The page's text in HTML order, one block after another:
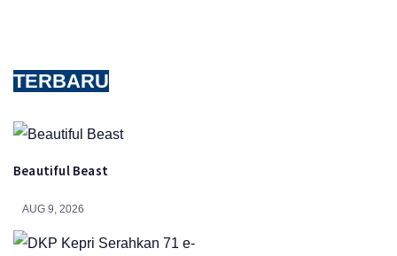
TERBARU
Beautiful Beast
AUG 9, 2026